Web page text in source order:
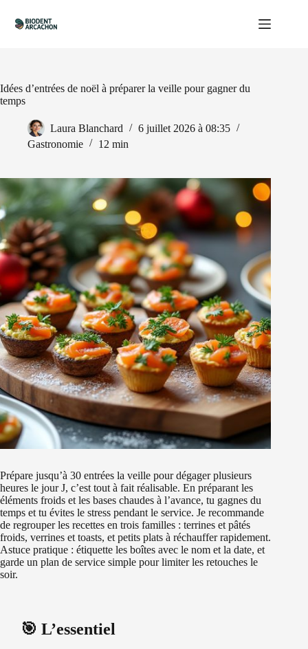
contenu
Idées d’entrées de noël à préparer la veille pour gagner du
temps
Laura Blanchard
6 juillet 2026 à 08:35
Gastronomie
12 min
Prépare jusqu’à 30 entrées la veille pour dégager plusieurs
heures le jour J, c’est tout à fait réalisable. En préparant les
éléments froids et les bases chaudes à l’avance, tu gagnes du
temps et tu évites le stress pendant le service. Je recommande
de regrouper les recettes en trois familles : terrines et pâtés
froids, verrines et toasts, et petits plats à réchauffer rapidement.
Astuce pratique : étiquette les boîtes avec le nom et la date, et
garde un plan de service simple pour limiter les retouches le
soir.
🎯 L’essentiel